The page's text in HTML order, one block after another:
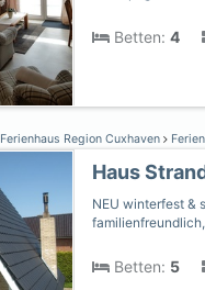
Betten: 4
Ferienhaus Region Cuxhaven
Haus
NEU winterfest &
Betten: 5